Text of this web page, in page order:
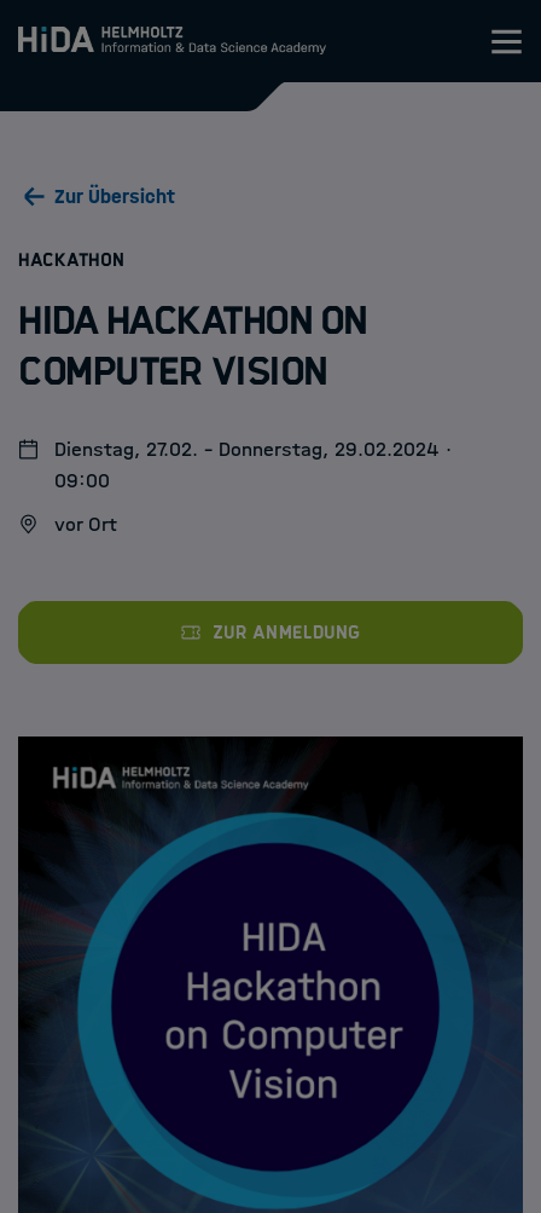
Zum Inhalt springen
Research Schools
HIDA
Zur Übersicht
HACKATHON
HIDA Hackathon on
Computer Vision
Dienstag, 27.02. - Donnerstag, 29.02.2024 ·
09:00
vor Ort
Zur Anmeldung